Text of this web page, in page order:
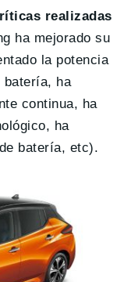
realizadas
ha mejorado su
la potencia
batería, ha
continua, ha
ha
batería, etc).